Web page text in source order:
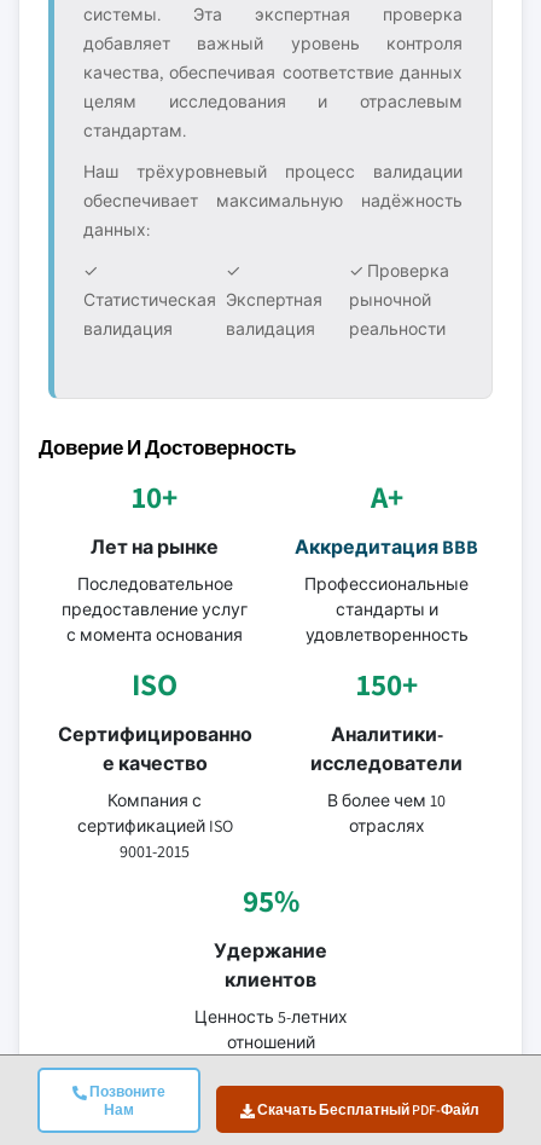
Позвоните
Нам
Скачать Бесплатный PDF-Файл
системы. Эта экспертная проверка
добавляет важный уровень контроля
качества, обеспечивая соответствие данных
целям исследования и отраслевым
стандартам.
Наш трёхуровневый процесс валидации
обеспечивает максимальную надёжность
данных:
✓
Статистическая
валидация
✓
Экспертная
валидация
✓ Проверка
рыночной
реальности
Доверие И Достоверность
10+
Лет на рынке
Последовательное
предоставление услуг
с момента основания
A+
Аккредитация BBB
Профессиональные
стандарты и
удовлетворенность
ISO
Сертифицированно
е качество
Компания с
сертификацией ISO
9001-2015
150+
Аналитики-
исследователи
В более чем 10
отраслях
95%
Удержание
клиентов
Ценность 5-летних
отношений
Проверенные Источники Данных